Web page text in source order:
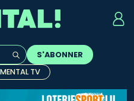
sont
S'ABONNER
MENTAL TV